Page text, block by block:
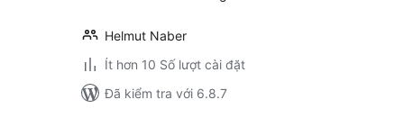
Helmut Naber
Ít hơn 10 Số lượt cài đặt
Đã kiểm tra với 6.8.7